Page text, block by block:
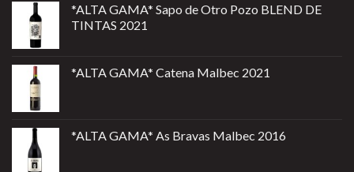
*ALTA GAMA* Sapo de Otro Pozo BLEND DE
TINTAS 2021
*ALTA GAMA* Catena Malbec 2021
*ALTA GAMA* As Bravas Malbec 2016